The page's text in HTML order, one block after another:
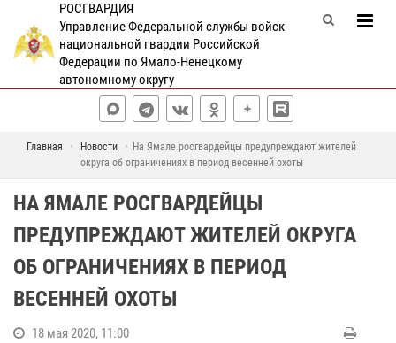
РОСГВАРДИЯ
Управление Федеральной службы войск
национальной гвардии Российской
Федерации по Ямало-Ненецкому
автономному округу
Главная Новости
На Ямале росгвардейцы предупреждают жителей
округа об ограничениях в период весенней охоты
НА ЯМАЛЕ РОСГВАРДЕЙЦЫ
ПРЕДУПРЕЖДАЮТ ЖИТЕЛЕЙ ОКРУГА
ОБ ОГРАНИЧЕНИЯХ В ПЕРИОД
ВЕСЕННЕЙ ОХОТЫ
18 мая 2020, 11:00